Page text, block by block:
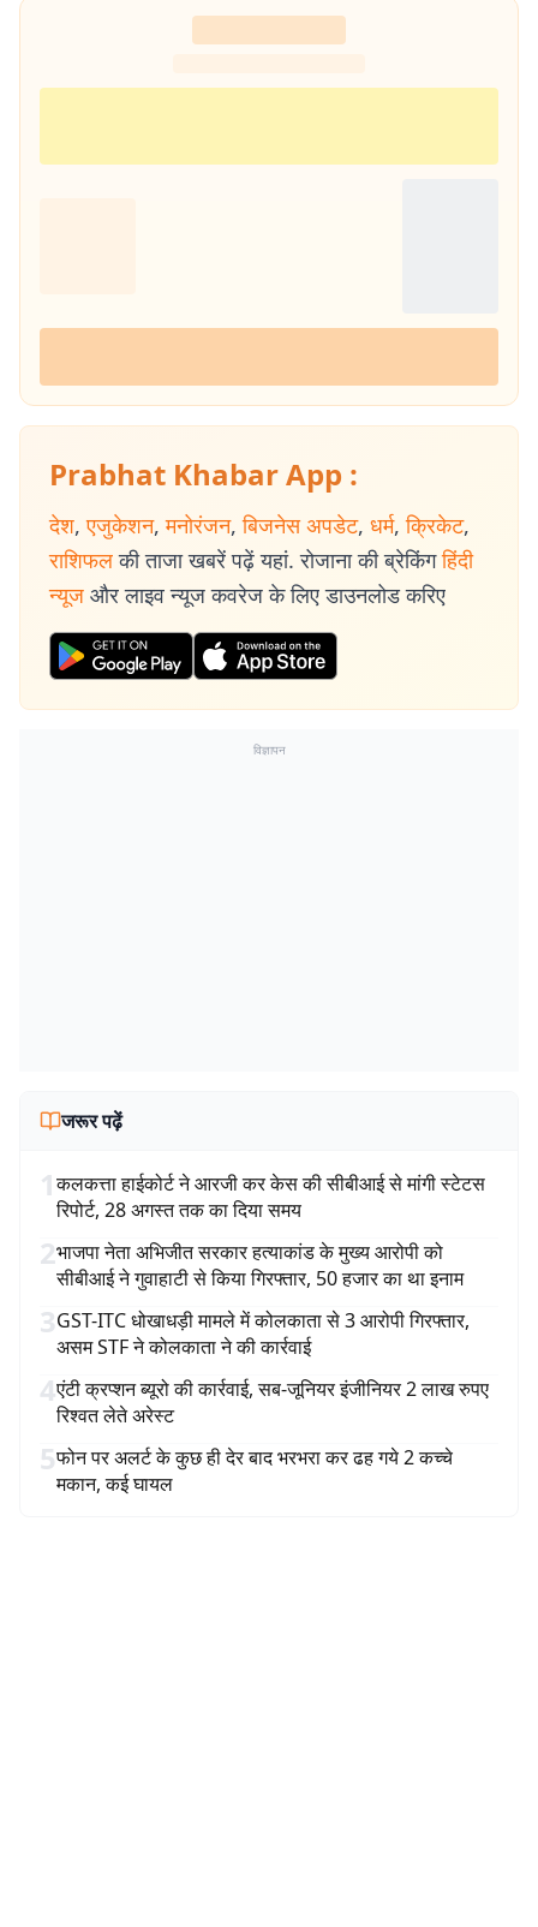
Prabhat Khabar App :
देश, एजुकेशन, मनोरंजन, बिजनेस अपडेट, धर्म, क्रिकेट,
राशिफल की ताजा खबरें पढ़ें यहां. रोजाना की ब्रेकिंग हिंदी
न्यूज और लाइव न्यूज कवरेज के लिए डाउनलोड करिए
विज्ञापन
जरूर पढ़ें
1कलकत्ता हाईकोर्ट ने आरजी कर केस की सीबीआई से मांगी स्टेटस
रिपोर्ट, 28 अगस्त तक का दिया समय
2भाजपा नेता अभिजीत सरकार हत्याकांड के मुख्य आरोपी को
सीबीआई ने गुवाहाटी से किया गिरफ्तार, 50 हजार का था इनाम
3GST-ITC धोखाधड़ी मामले में कोलकाता से 3 आरोपी गिरफ्तार,
असम STF ने कोलकाता ने की कार्रवाई
4एंटी क्रप्शन ब्यूरो की कार्रवाई, सब-जूनियर इंजीनियर 2 लाख रुपए
रिश्वत लेते अरेस्ट
5फोन पर अलर्ट के कुछ ही देर बाद भरभरा कर ढह गये 2 कच्चे
मकान, कई घायल